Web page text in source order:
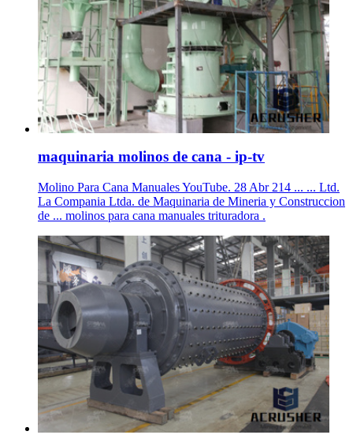
maquinaria molinos de cana - ip-tv
Molino Para Cana Manuales YouTube. 28 Abr 214 ... ... Ltd.
La Compania Ltda. de Maquinaria de Mineria y Construccion
de ... molinos para cana manuales trituradora .